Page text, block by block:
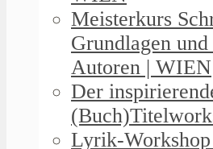
Meisterkurs
Grundlagen
Autoren | WIEN
Der
Lyrik-